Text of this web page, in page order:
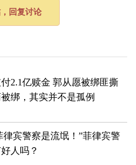
回复讨论
2.1亿赎金 郭从愿被绑匪撕
绑，其实并不是孤例
律宾警察是流氓！”菲律宾警
人吗？